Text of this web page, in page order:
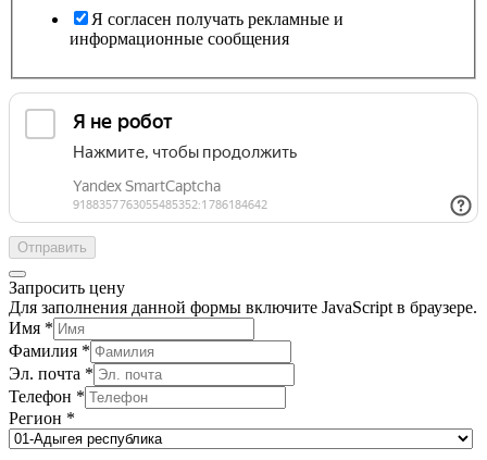
Я согласен получать рекламные и
информационные сообщения
Отправить
Запросить цену
Для заполнения данной формы включите JavaScript в браузере.
Имя *
Фамилия *
Эл. почта *
Телефон *
Регион *